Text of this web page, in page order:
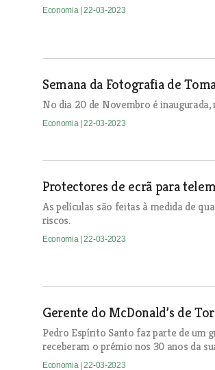
Economia | 22-03-2023
Semana da Fotografia de
No dia 20 de Novembro é inaugurada,
Economia | 22-03-2023
Protectores de ecrã para
As películas são feitas à medida de
riscos.
Economia | 22-03-2023
Gerente do McDonald’s de
Pedro Espírito Santo faz parte de um
receberam o prémio nos 30 anos da
Economia | 22-03-2023